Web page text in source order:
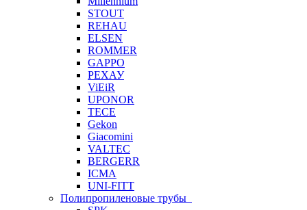
STOUT
REHAU
ELSEN
ROMMER
GAPPO
РЕХАУ
ViEiR
UPONOR
TECE
Gekon
Giacomini
VALTEC
BERGERR
ICMA
UNI-FITT
Полипропиленовые трубы